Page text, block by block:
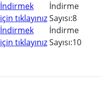
İndirmek
için tıklayınız
İndirme
Sayısı:8
İndirmek
için tıklayınız
İndirme
Sayısı:10